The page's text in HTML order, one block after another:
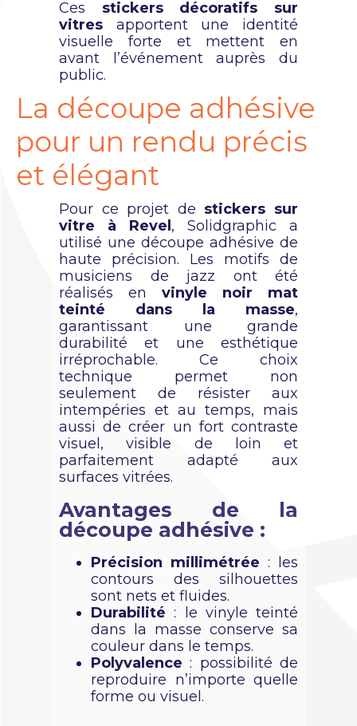
Ces stickers décoratifs sur
vitres apportent une identité
visuelle forte et mettent en
avant l’événement auprès du
public.
La découpe adhésive
pour un rendu précis
et élégant
Pour ce projet de stickers sur
vitre à Revel , Solidgraphic a
utilisé une découpe adhésive de
haute précision. Les motifs de
musiciens de jazz ont été
réalisés en vinyle noir mat
teinté dans la masse,
garantissant une grande
durabilité et une esthétique
irréprochable. Ce choix
technique permet non
seulement de résister aux
intempéries et au temps, mais
aussi de créer un fort contraste
visuel, visible de loin et
parfaitement adapté aux
surfaces vitrées.
Avantages de la
découpe adhésive :
Précision millimétrée : les
contours des silhouettes
sont nets et fluides.
Durabilité : le vinyle teinté
dans la masse conserve sa
couleur dans le temps.
Polyvalence : possibilité de
reproduire n’importe quelle
forme ou visuel.